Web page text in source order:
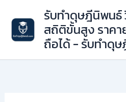
content
รับทำดุษฎีนิพนธ์
สถิติขั้นสูง ราคา
ถือได้ - รับทำดุ